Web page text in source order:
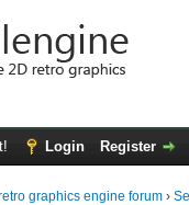
Login Register
graphics engine forum ›